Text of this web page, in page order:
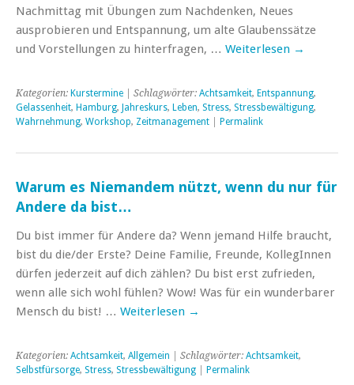
Nachmittag mit Übungen zum Nachdenken, Neues
ausprobieren und Entspannung, um alte Glaubenssätze
und Vorstellungen zu hinterfragen, … Weiterlesen →
Kategorien: Kurstermine | Schlagwörter: Achtsamkeit, Entspannung,
Gelassenheit, Hamburg, Jahreskurs, Leben, Stress, Stressbewältigung,
Wahrnehmung, Workshop, Zeitmanagement Permalink
Warum es Niemandem nützt, wenn du nur für
Andere da bist…
Du bist immer für Andere da? Wenn jemand Hilfe braucht,
bist du die/der Erste? Deine Familie, Freunde, KollegInnen
dürfen jederzeit auf dich zählen? Du bist erst zufrieden,
wenn alle sich wohl fühlen? Wow! Was für ein wunderbarer
Mensch du bist! … Weiterlesen →
Kategorien: Achtsamkeit, Allgemein | Schlagwörter: Achtsamkeit,
Selbstfürsorge, Stress, Stressbewältigung Permalink